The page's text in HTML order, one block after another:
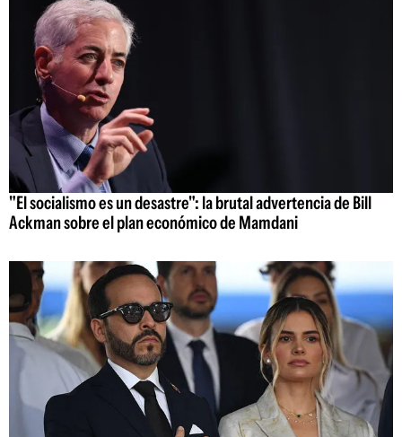
"El socialismo es un desastre": la brutal advertencia de Bill
Ackman sobre el plan económico de Mamdani